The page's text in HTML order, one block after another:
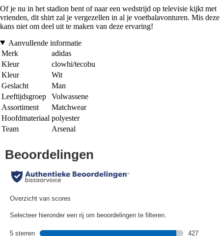
Of je nu in het stadion bent of naar een wedstrijd op televisie kijkt met
vrienden, dit shirt zal je vergezellen in al je voetbalavonturen. Mis deze
kans niet om deel uit te maken van deze ervaring!
Aanvullende informatie
Merk
adidas
Kleur
clowhi/tecobu
Kleur
Wit
Geslacht
Man
Leeftijdsgroep
Volwassene
Assortiment
Matchwear
Hoofdmateriaal polyester
Team
Arsenal